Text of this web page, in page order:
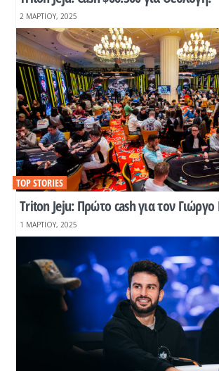
2 ΜΑΡΤΊΟΥ, 2025
Τriton Jeju: Πρώτο cash για τον
TOP STORIES
1 ΜΑΡΤΊΟΥ, 2025